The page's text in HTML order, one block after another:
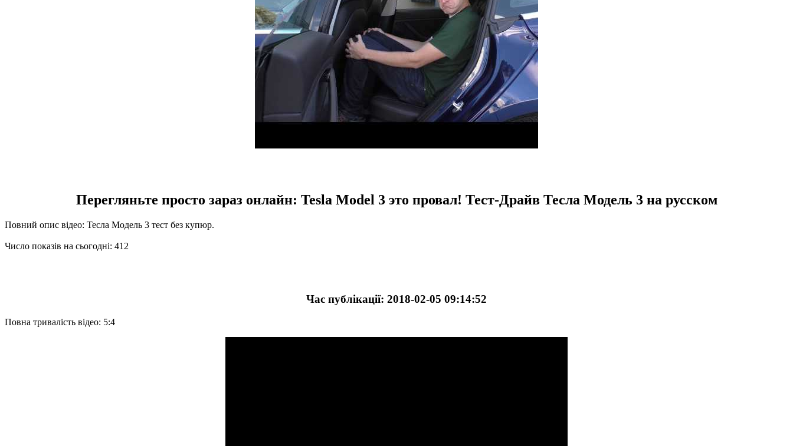
Перегляньте просто зараз онлайн: Tesla Model 3 это провал! Тест-Драйв Тесла Модель 3 на русском
Повний опис відео: Тесла Модель 3 тест без купюр.
Число показів на сьогодні: 412
Час публікації: 2018-02-05 09:14:52
Повна тривалість відео: 5:4